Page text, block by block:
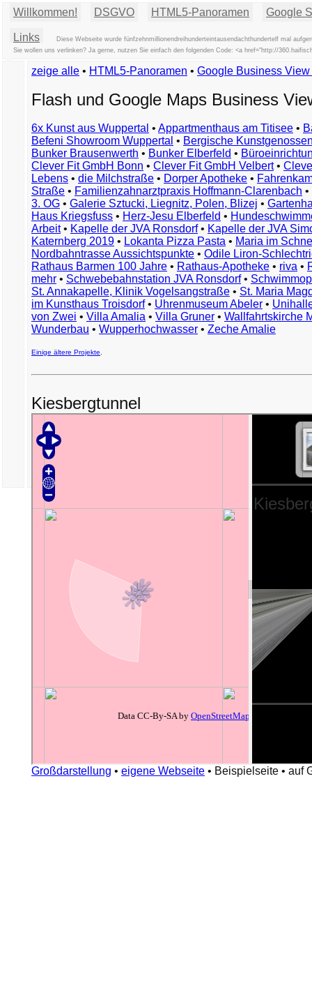
Willkommen! DSGVO HTML5-Panoramen Google
Links
Diese Webseite wurde fünfzehnmillionendreihunderteintausendachthundertelf mal
Sie wollen uns verlinken? Ja gerne, nutzen Sie einfach den folgenden Code: <a href="http://
zeige alle • HTML5-Panoramen • Google Business
Flash und Google Maps Business
6x Kunst aus Wuppertal • Appartmenthaus am Titisee •
Befeni Showroom Wuppertal • Bergische
Bunker Brausenwerth • Bunker Elberfeld •
Clever Fit GmbH Bonn • Clever Fit GmbH Velbert•
Lebens • die Milchstraße • Dorper Apotheke •
Straße • Familienzahnarztpraxis Hoffmann-Clarenbach •
3. OG • Galerie Sztucki, Liegnitz, Polen, Blizej •
Haus Kriegsfuss • Herz-Jesu Elberfeld •
Arbeit• Kapelle der JVA Ronsdorf• Kapelle der JVA
Katernberg 2019 • Lokanta Pizza Pasta • Maria im
Nordbahntrasse Aussichtspunkte • Odile Liron-
Rathaus Barmen 100 Jahre • Rathaus-Apotheke • riva •
mehr • Schwebebahnstation JVA Ronsdorf•
St. Annakapelle, Klinik Vogelsangstraße • St. Maria
im Kunsthaus Troisdorf• Uhrenmuseum Abeler •
von Zwei • Villa Amalia • Villa Gruner • Wallfahrtskirche
Wunderbau • Wupperhochwasser • Zeche Amalie
Einige ältere Projekte
Kiesbergtunnel
Großdarstellung • eigene Webseite • Beispielseite • auf